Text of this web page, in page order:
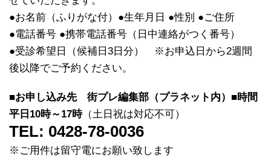
●お名前（ふりがな付）●生年月日 ●性別 ●ご住所
●電話番号 ●携帯電話番号（日中連絡がつく番号）
●受診希望日（候補日3日分） ※お申込日から2週間
後以降でご予約ください。
■お申し込み先 街プレ編集部（プラネット内）■時間
平日10時～17時（土日祝は対応不可）
TEL: 0428-78-0036
※ご用件は留守電にお願い致します